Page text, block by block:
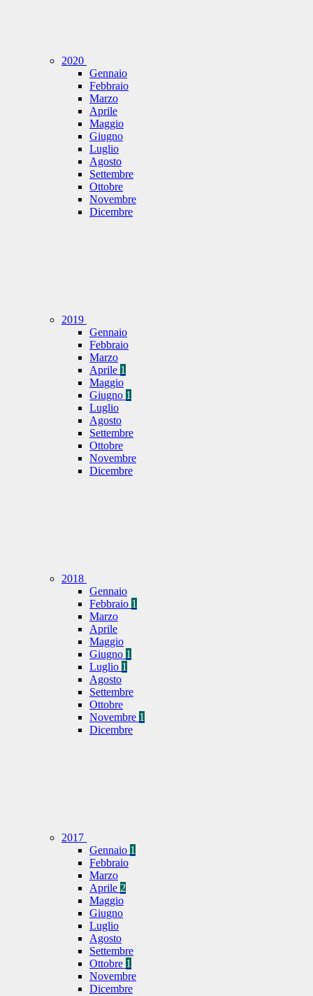
2020
Gennaio
Febbraio
Marzo
Aprile
Maggio
Giugno
Luglio
Agosto
Settembre
Ottobre
Novembre
Dicembre
2019
Gennaio
Febbraio
Marzo
Aprile 1
Maggio
Giugno 1
Luglio
Agosto
Settembre
Ottobre
Novembre
Dicembre
2018
Gennaio
Febbraio 1
Marzo
Aprile
Maggio
Giugno 1
Luglio 1
Agosto
Settembre
Ottobre
Novembre 1
Dicembre
2017
Gennaio 1
Febbraio
Marzo
Aprile 2
Maggio
Giugno
Luglio
Agosto
Settembre
Ottobre 1
Novembre
Dicembre